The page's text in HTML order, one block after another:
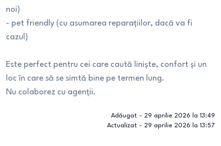
noi)
- pet friendly (cu asumarea reparațiilor, dacă va fi
cazul)
Este perfect pentru cei care caută liniște, confort și un
loc în care să se simtă bine pe termen lung.
Nu colaborez cu agenții.
Adăugat - 29 aprilie 2026 la 13:49
Actualizat - 29 aprilie 2026 la 13:57